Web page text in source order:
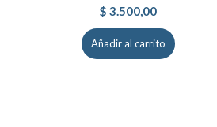
$ 3.500,00
Añadir al carrito